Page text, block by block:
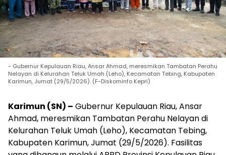
- Gubernur Kepulauan Riau, Ansar Ahmad, meresmikan Tambatan Perahu
Nelayan di Kelurahan Teluk Umah (Leho), Kecamatan Tebing, Kabupaten
Karimun, Jumat (29/5/2026). (F-Diskominfo Kepri)
Karimun (SN) – Gubernur Kepulauan Riau, Ansar
Ahmad, meresmikan Tambatan Perahu Nelayan di
Kelurahan Teluk Umah (Leho), Kecamatan Tebing,
Kabupaten Karimun, Jumat (29/5/2026). Fasilitas